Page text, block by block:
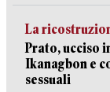
La
Prato, ucciso
Ikanagbon e
sessuali